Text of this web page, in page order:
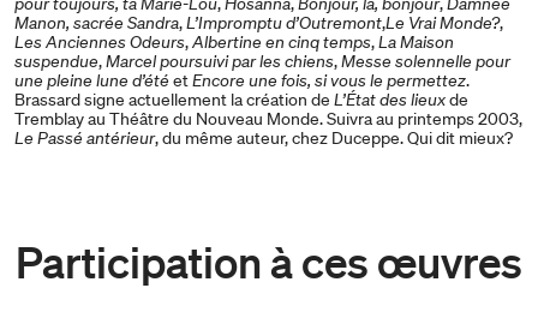
Manon, sacrée Sandra,L’Impromptu d’Outremont,Le Vrai Monde?,
Les Anciennes Odeurs,Albertine en cinq temps,La Maison
suspendue,Marcel poursuivi par les chiens,Messe solennelle pour
une pleine lune d’été etEncore une fois, si vous le permettez.
Brassard signe actuellement la création de L’État des lieuxde
Tremblay au Théâtre du Nouveau Monde. Suivra au printemps 2003,
Le Passé antérieur, du même auteur, chez Duceppe. Qui dit mieux?
Participation à ces œuvres